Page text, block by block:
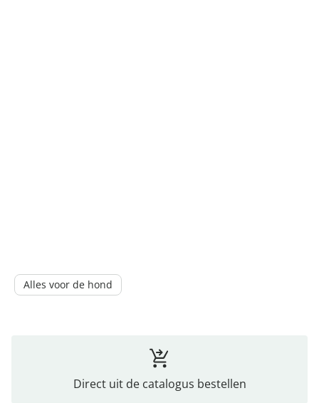
Alles voor de hond
Direct uit de catalogus bestellen